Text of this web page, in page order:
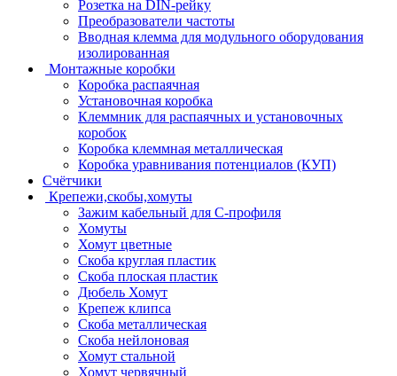
Розетка на DIN-рейку
Преобразователи частоты
Вводная клемма для модульного оборудования
изолированная
Монтажные коробки
Коробка распаячная
Установочная коробка
Клеммник для распаячных и установочных
коробок
Коробка клеммная металлическая
Коробка уравнивания потенциалов (КУП)
Счётчики
Крепежи,скобы,хомуты
Зажим кабельный для С-профиля
Хомуты
Хомут цветные
Скоба круглая пластик
Скоба плоская пластик
Дюбель Хомут
Крепеж клипса
Скоба металлическая
Скоба нейлоновая
Хомут стальной
Хомут червячный